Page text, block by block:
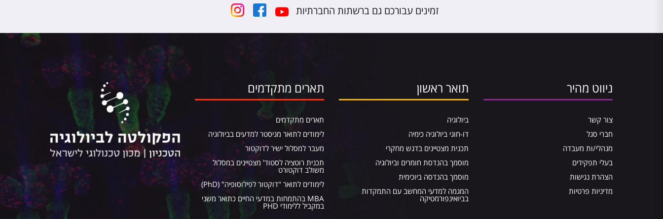
זמינים עבורכם גם ברשתות החברתיות
ניווט מהיר
צור קשר
חברי סגל
מנהלי/ות מעבדה
בעלי תפקידים
הצהרת נגישות
מדיניות פרטיות
תואר ראשון
ביולוגיה
דו-חוגי ביולוגיה כימיה
תכנית מצטיינים בדגש מחקרי
מוסמך בהנדסת חומרים וביולוגיה
מוסמך בהנדסה ביוכימית
המגמה למדעי המחשב עם התמקדות
בביואינפורמטיקה
תארים מתקדמים
תארים מתקדמים
לימודים לתואר מגיסטר למדעים בביולוגיה
מעבר למסלול ישיר לדוקטור
תכנית רוטציה לסטוד' מצטיינים במסלול
משולב דוקטורט
לימודים לתואר "דוקטור לפילוסופיה" (PhD)
MBA בהתמחות במדעי החיים כתואר משני
במקביל ללימודי PHD